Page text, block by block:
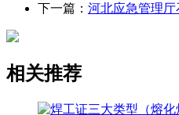
下一篇： 河北应急管理
相关推荐